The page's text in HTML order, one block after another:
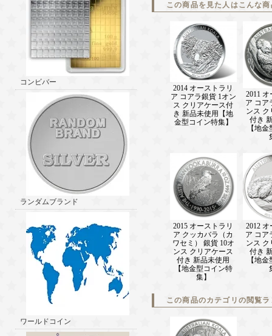
コンビバー
ランダムブランド
ワールドコイン
この商品を見た人はこんな
2014 オーストラリ
ア コアラ銀貨 1オン
ス クリアケース付
き 新品未使用【地
金型コイン特集】
2011
ア コア
ンス ク
付き
【地
2015 オーストラリ
ア クッカバラ（カ
ワセミ） 銀貨 10オ
ンス クリアケース
付き 新品未使用
【地金型コイン特
集】
2012
ア コア
ンス ク
付き
【地
この商品のカテゴリの閲覧